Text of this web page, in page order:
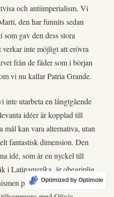
och antiimperialism. Vi
den har funnits sedan
gav den dess stora
inte möjligt att erövra
från de fäder som i början
vi nu kallar Patria Grande.
inte utarbeta en långtgående
idéer är kopplad till
mål kan vara alternativa, utan
fantastisk dimension. Den
idé, som är en nyckel till
i Latinamerika, är obegriplig
på något sätt förenas,
Optimized by Optimole